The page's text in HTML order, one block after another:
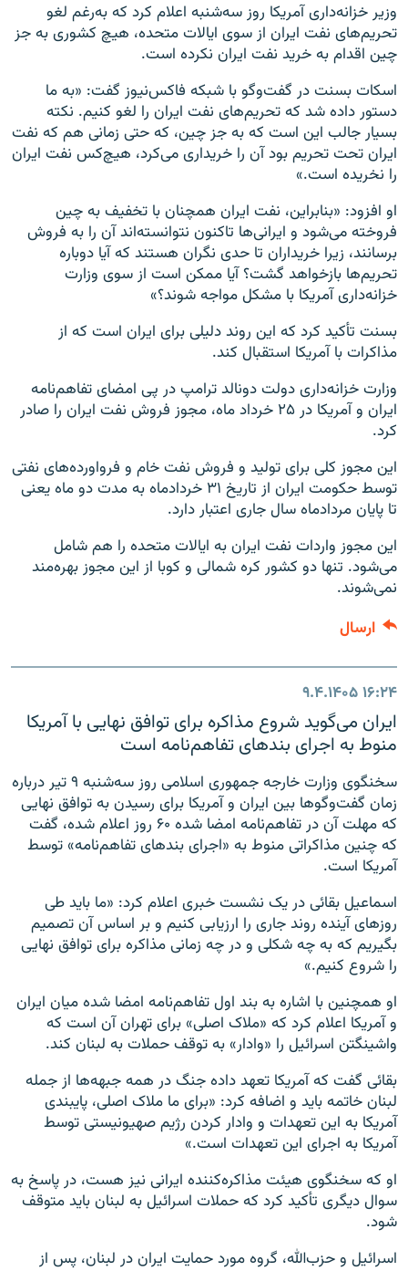
وزیر خزانه‌داری آمریکا روز سه‌شنبه اعلام کرد که به‌رغم لغو
تحریم‌های نفت ایران از سوی ایالات متحده، هیچ کشوری به جز
چین اقدام به خرید نفت ایران نکرده است.
اسکات بسنت در گفت‌وگو با شبکه فاکس‌نیوز گفت: «به ما
دستور داده شد که تحریم‌های نفت ایران را لغو کنیم. نکته
بسیار جالب این است که به جز چین، که حتی زمانی هم که نفت
ایران تحت تحریم بود آن را خریداری می‌کرد، هیچ‌کس نفت ایران
را نخریده است.»
او افزود: «بنابراین، نفت ایران همچنان با تخفیف به چین
فروخته می‌شود و ایرانی‌ها تاکنون نتوانسته‌اند آن را به فروش
برسانند، زیرا خریداران تا حدی نگران هستند که آیا دوباره
تحریم‌ها بازخواهد گشت؟ آیا ممکن است از سوی وزارت
خزانه‌داری آمریکا با مشکل مواجه شوند؟»
بسنت تأکید کرد که این روند دلیلی برای ایران است که از
مذاکرات با آمریکا استقبال کند.
وزارت خزانه‌داری دولت دونالد ترامپ در پی امضای تفاهم‌نامه
ایران و آمریکا در ۲۵ خرداد ماه، مجوز فروش نفت ایران را صادر
کرد.
این مجوز کلی برای تولید و فروش نفت خام و فرواورده‌های نفتی
توسط حکومت ایران از تاریخ ۳۱ خردادماه به مدت دو ماه یعنی
تا پایان مردادماه سال جاری اعتبار دارد.
این مجوز واردات نفت ایران به ایالات متحده را هم شامل
می‌شود. تنها دو کشور کره شمالی و کوبا از این مجوز بهره‌مند
نمی‌شوند.
ارسال
۱۶:۲۴۹.۴.۱۴۰۵
ایران می‌گوید شروع مذاکره برای توافق نهایی با آمریکا
منوط به اجرای بندهای تفاهم‌نامه است
سخنگوی وزارت خارجه جمهوری اسلامی روز سه‌شنبه ۹ تیر درباره
زمان گفت‌وگوها بین ایران و آمریکا برای رسیدن به توافق نهایی
که مهلت آن در تفاهم‌نامه امضا شده ۶۰ روز اعلام شده، گفت
که چنین مذاکراتی منوط به «اجرای بندهای تفاهم‌نامه» توسط
آمریکا است.
اسماعیل بقائی در یک نشست خبری اعلام کرد: «ما باید طی
روزهای آینده روند جاری را ارزیابی کنیم و بر اساس آن تصمیم
بگیریم که به چه شکلی و در چه زمانی مذاکره برای توافق نهایی
را شروع کنیم.»
او همچنین با اشاره به بند اول تفاهم‌نامه امضا شده میان ایران
و آمریکا اعلام کرد که «ملاک اصلی» برای تهران آن است که
واشینگتن اسرائیل را «وادار» به توقف حملات به لبنان کند.
بقائی گفت که آمریکا تعهد داده جنگ در همه جبهه‌ها از جمله
لبنان خاتمه باید و اضافه کرد: «برای ما ملاک اصلی، پایبندی
آمریکا به این تعهدات و وادار کردن رژیم صهیونیستی توسط
آمریکا به اجرای این تعهدات است.»
او که سخنگوی هیئت مذاکره‌کننده ایرانی نیز هست، در پاسخ به
سوال دیگری تأکید کرد که حملات اسرائیل به لبنان باید متوقف
شود.
اسرائیل و حزب‌الله، گروه مورد حمایت ایران در لبنان، پس از